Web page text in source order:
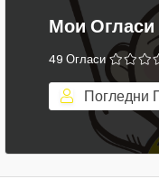
Мои Огласи
49 Огласи
Погледни